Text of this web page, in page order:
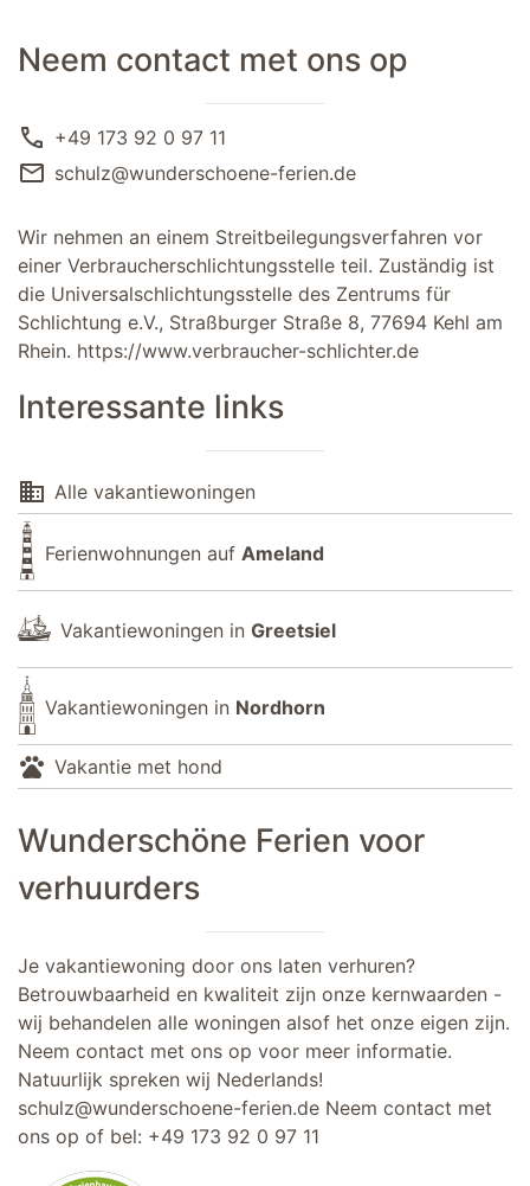
Neem contact met ons op
call +49 173 92 0 97 11
mail schulz@wunderschoene-ferien.de
Wir nehmen an einem Streitbeilegungsverfahren vor
einer Verbraucherschlichtungsstelle teil. Zuständig ist
die Universalschlichtungsstelle des Zentrums für
Schlichtung e.V., Straßburger Straße 8, 77694 Kehl am
Rhein. https://www.verbraucher-schlichter.de
Interessante links
domain Alle vakantiewoningen
Ferienwohnungen auf Ameland
Vakantiewoningen in Greetsiel
Vakantiewoningen in Nordhorn
pets Vakantie met hond
Wunderschöne Ferien voor
verhuurders
Je vakantiewoning door ons laten verhuren?
Betrouwbaarheid en kwaliteit zijn onze kernwaarden -
wij behandelen alle woningen alsof het onze eigen zijn.
Neem contact met ons op voor meer informatie.
Natuurlijk spreken wij Nederlands!
schulz@wunderschoene-ferien.de Neem contact met
ons op of bel: +49 173 92 0 97 11